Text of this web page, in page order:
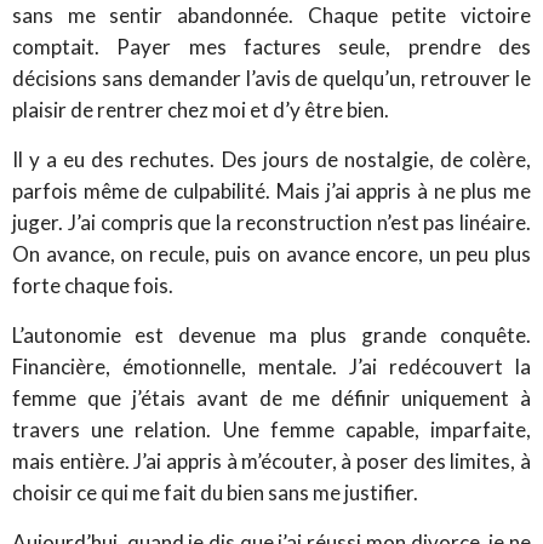
sans me sentir abandonnée. Chaque petite victoire
comptait. Payer mes factures seule, prendre des
décisions sans demander l’avis de quelqu’un, retrouver le
plaisir de rentrer chez moi et d’y être bien.
Il y a eu des rechutes. Des jours de nostalgie, de colère,
parfois même de culpabilité. Mais j’ai appris à ne plus me
juger. J’ai compris que la reconstruction n’est pas linéaire.
On avance, on recule, puis on avance encore, un peu plus
forte chaque fois.
L’autonomie est devenue ma plus grande conquête.
Financière, émotionnelle, mentale. J’ai redécouvert la
femme que j’étais avant de me définir uniquement à
travers une relation. Une femme capable, imparfaite,
mais entière. J’ai appris à m’écouter, à poser des limites, à
choisir ce qui me fait du bien sans me justifier.